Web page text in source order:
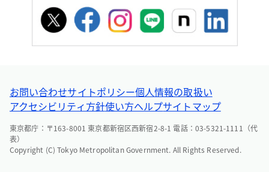
お問い合わせサイトポリシー個人情報の取扱い
アクセシビリティ方針使い方ヘルプサイトマップ
東京都庁：〒163-8001 東京都新宿区西新宿2-8-1 電話：03-5321-1111（代
表）
Copyright (C) Tokyo Metropolitan Government. All Rights Reserved.